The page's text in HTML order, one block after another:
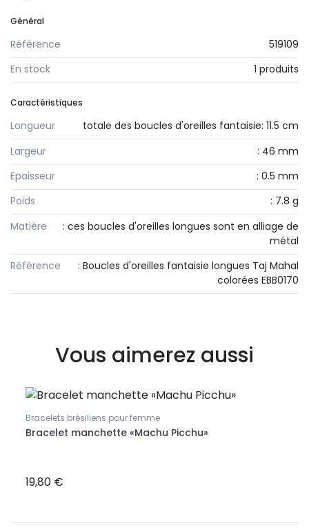
Général
Référence
519109
En stock
1 produits
Caractéristiques
Longueur
totale des boucles d'oreilles fantaisie: 11.5 cm
Largeur
: 46 mm
Epaisseur
: 0.5 mm
Poids
: 7.8 g
Matière
: ces boucles d'oreilles longues sont en alliage de
métal
Référence
: Boucles d'oreilles fantaisie longues Taj Mahal
colorées EBB0170
Vous aimerez aussi
Bracelets brésiliens pour femme
Bracelet manchette «Machu Picchu»
19,80 €